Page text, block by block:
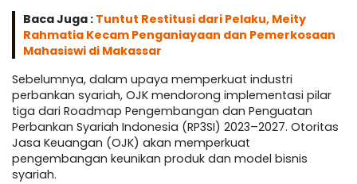
Baca Juga : Tuntut Restitusi dari Pelaku, Meity
Rahmatia Kecam Penganiayaan dan Pemerkosaan
Mahasiswi di Makassar
Sebelumnya, dalam upaya memperkuat industri
perbankan syariah, OJK mendorong implementasi pilar
tiga dari Roadmap Pengembangan dan Penguatan
Perbankan Syariah Indonesia (RP3SI) 2023–2027. Otoritas
Jasa Keuangan (OJK) akan memperkuat
pengembangan keunikan produk dan model bisnis
syariah.